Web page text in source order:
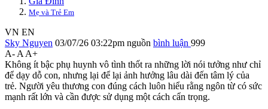
Mẹ và Trẻ Em
VN EN
Sky Nguyen 03/07/26 03:22pm nguồn bình luận 999
A- A A+
Không ít bậc phụ huynh vô tình thốt ra những lời nói tưởng như chỉ
để dạy dỗ con, nhưng lại để lại ảnh hưởng lâu dài đến tâm lý của
trẻ. Người yêu thương con đúng cách luôn hiểu rằng ngôn từ có sức
mạnh rất lớn và cần được sử dụng một cách cẩn trọng.